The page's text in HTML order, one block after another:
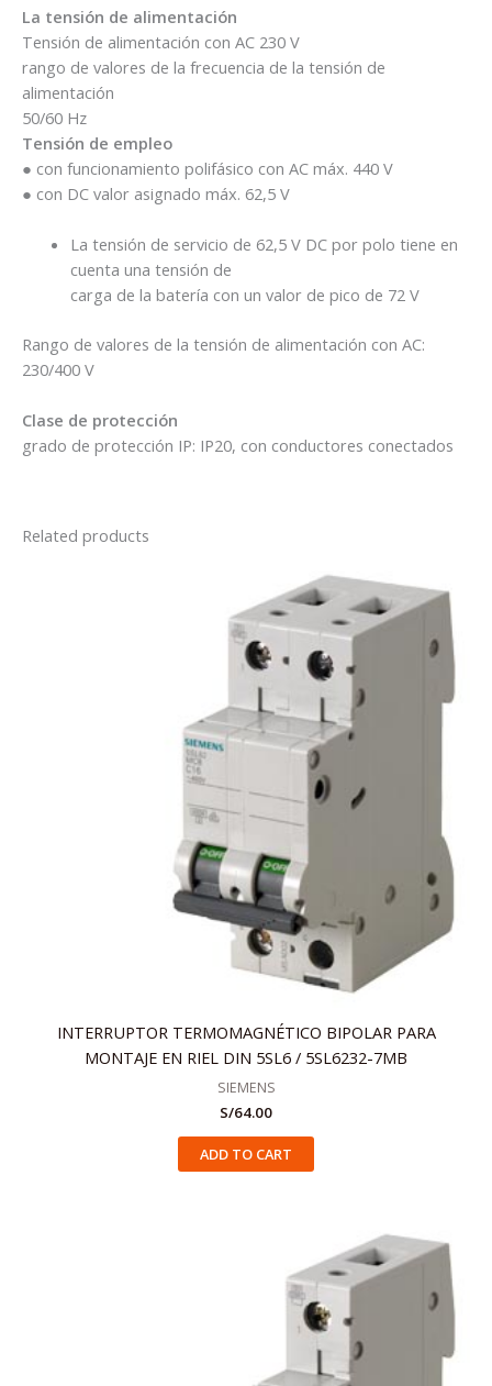
La tensión de alimentación
Tensión de alimentación con AC 230 V
rango de valores de la frecuencia de la tensión de
alimentación
50/60 Hz
Tensión de empleo
● con funcionamiento polifásico con AC máx. 440 V
● con DC valor asignado máx. 62,5 V
La tensión de servicio de 62,5 V DC por polo tiene en
cuenta una tensión de
carga de la batería con un valor de pico de 72 V
Rango de valores de la tensión de alimentación con AC:
230/400 V
Clase de protección
grado de protección IP: IP20, con conductores conectados
Related products
INTERRUPTOR TERMOMAGNÉTICO BIPOLAR PARA
MONTAJE EN RIEL DIN 5SL6 / 5SL6232-7MB
SIEMENS
S/64.00
ADD TO CART